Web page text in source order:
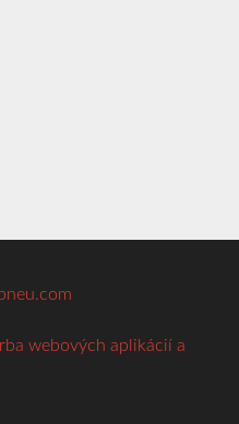
webových aplikácií a